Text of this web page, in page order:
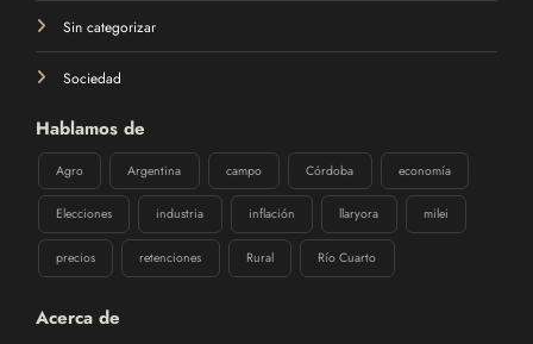
Sin categorizar
Sociedad
Hablamos de
Agro Argentina campo Córdoba economía
llaryora
precios
Acerca de